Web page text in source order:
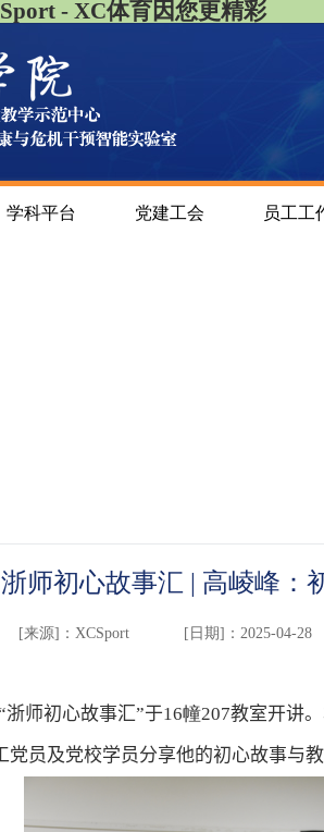
- XC体育因您更精彩
学科平台 党建工会 员工工
浙师初心故事汇 | 高崚峰：
[来源]： XCSport [日期]：2025-04-28
浙师初心故事汇”于16幢207教室开讲。
员及党校学员分享他的初心故事与教